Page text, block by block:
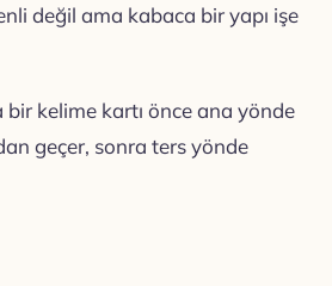
değil ama kabaca bir yapı işe
bir kelime kartı önce ana yönde
geçer, sonra ters yönde